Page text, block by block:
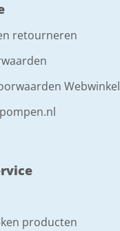
retourneren
Webwinkel
producten